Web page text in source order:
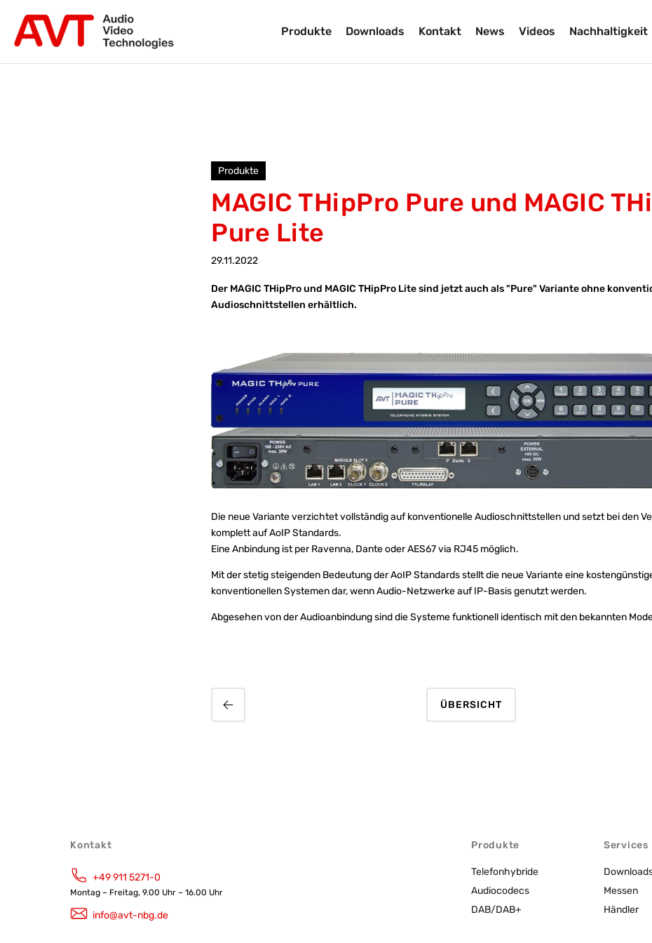
Produkte Downloads Kontakt News Videos Nachhaltigkeit
Produkte
MAGIC THipPro Pure und MAGIC
Pure Lite
29.11.2022
Der MAGIC THipPro und MAGIC THipPro Lite sind jetzt auch als "Pure" Variante ohne
Audioschnittstellen erhältlich.
Die neue Variante verzichtet vollständig auf konventionelle Audioschnittstellen und setzt bei den
komplett auf AoIP Standards.
Eine Anbindung ist per Ravenna, Dante oder AES67 via RJ45 möglich.
Mit der stetig steigenden Bedeutung der AoIP Standards stellt die neue Variante eine
konventionellen Systemen dar, wenn Audio-Netzwerke auf IP-Basis genutzt werden.
Abgesehen von der Audioanbindung sind die Systeme funktionell identisch mit den bekannten
ÜBERSICHT
Kontakt
+49 911 5271-0
Montag – Freitag, 9.00 Uhr – 16.00 Uhr
info@avt-nbg.de
Produkte
Telefonhybride
Audiocodecs
DAB/DAB+
Services
Messen
Händler